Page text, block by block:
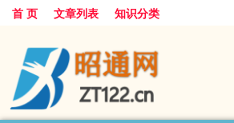
首 页 文章列表 知识分类